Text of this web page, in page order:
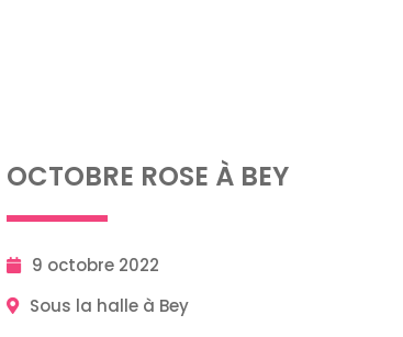
OCTOBRE ROSE À BEY
9 octobre 2022
Sous la halle à Bey